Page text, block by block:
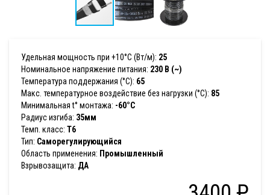
Удельная мощность при +10°С (Вт/м): 25
Номинальное напряжение питания: 230 В (~)
Температура поддержания (°С): 65
Макс. температурное воздействие без нагрузки (°С): 85
Минимальная t° монтажа: -60°С
Радиус изгиба: 35мм
Темп. класс: T6
Тип: Саморегулирующийся
Область применения: Промышленный
Взрывозащита: ДА